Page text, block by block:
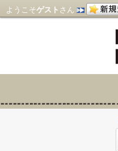
ようこそゲスト さん